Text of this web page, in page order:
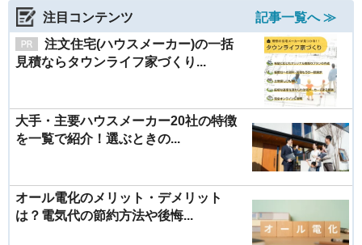
注目コンテンツ
記事一覧へ ≫
注文住宅(ハウスメーカー)の一括
見積ならタウンライフ家づくり...
大手・主要ハウスメーカー20社の特徴
を一覧で紹介！選ぶときの...
オール電化のメリット・デメリット
は？電気代の節約方法や後悔...